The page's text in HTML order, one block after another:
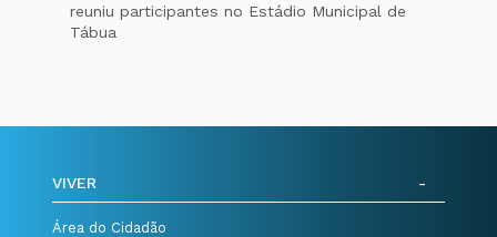
reuniu participantes no Estádio Municipal de
Tábua
VIVER
Área do Cidadão